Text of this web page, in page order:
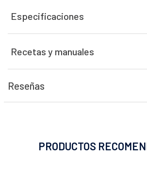
Especificaciones
Recetas y manuales
Reseñas
PRODUCTOS